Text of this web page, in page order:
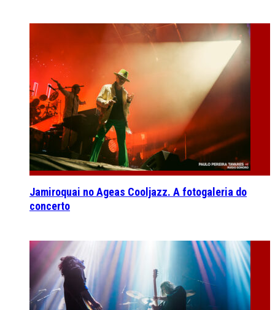
Jamiroquai no Ageas Cooljazz. A fotogaleria do
concerto